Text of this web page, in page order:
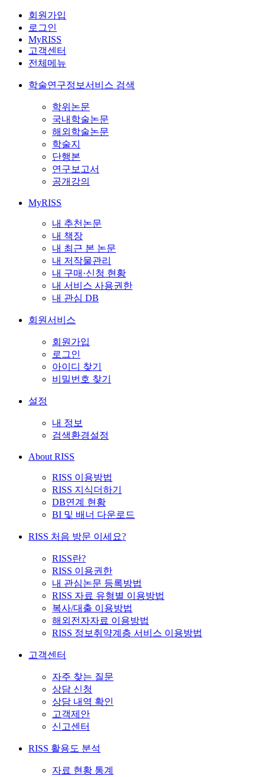
회원가입
로그인
MyRISS
고객센터
전체메뉴
학술연구정보서비스 검색
학위논문
국내학술논문
해외학술논문
학술지
단행본
연구보고서
공개강의
MyRISS
내 추천논문
내 책장
내 최근 본 논문
내 저작물관리
내 구매·신청 현황
내 서비스 사용권한
내 관심 DB
회원서비스
회원가입
로그인
아이디 찾기
비밀번호 찾기
설정
내 정보
검색환경설정
About RISS
RISS 이용방법
RISS 지식더하기
DB연계 현황
BI 및 배너 다운로드
RISS 처음 방문 이세요?
RISS란?
RISS 이용권한
내 관심논문 등록방법
RISS 자료 유형별 이용방법
복사/대출 이용방법
해외전자자료 이용방법
RISS 정보취약계층 서비스 이용방법
고객센터
자주 찾는 질문
상담 신청
상담 내역 확인
고객제안
신고센터
RISS 활용도 분석
자료 현황 통계